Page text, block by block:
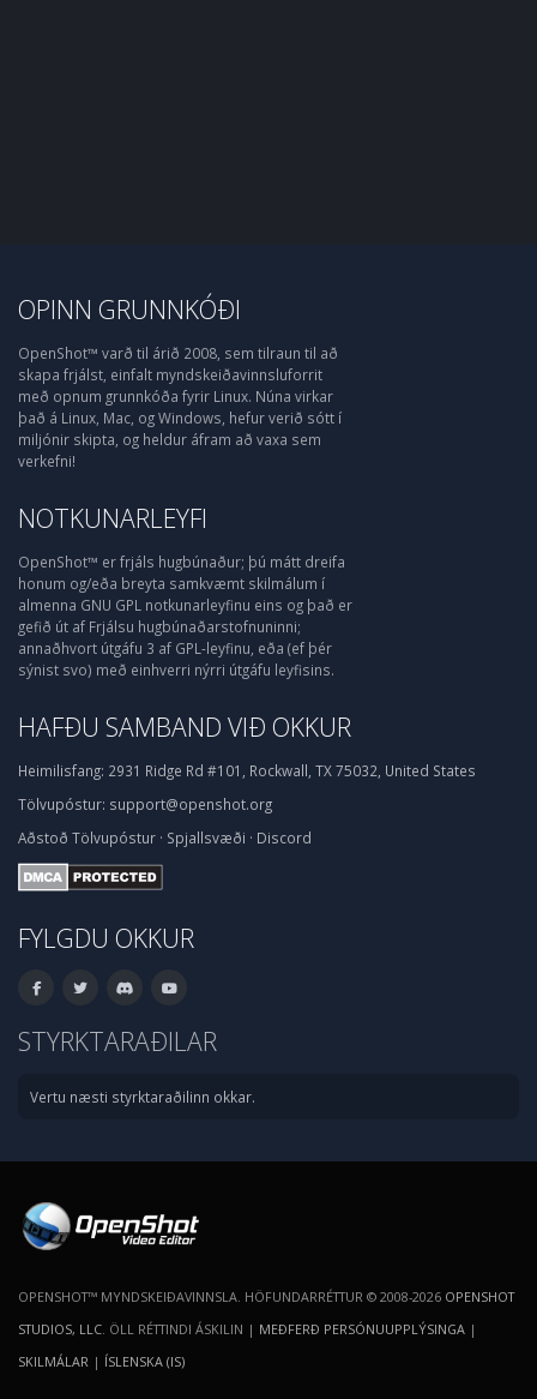
OPINN GRUNNKÓÐI
OpenShot™ varð til árið 2008, sem tilraun til að
skapa frjálst, einfalt myndskeiðavinnsluforrit
með opnum grunnkóða fyrir Linux. Núna virkar
það á Linux, Mac, og Windows, hefur verið sótt í
miljónir skipta, og heldur áfram að vaxa sem
verkefni!
NOTKUNARLEYFI
OpenShot™ er frjáls hugbúnaður; þú mátt dreifa
honum og/eða breyta samkvæmt skilmálum í
almenna GNU GPL notkunarleyfinu eins og það er
gefið út af Frjálsu hugbúnaðarstofnuninni;
annaðhvort útgáfu 3 af GPL-leyfinu, eða (ef þér
sýnist svo) með einhverri nýrri útgáfu leyfisins.
HAFÐU SAMBAND VIÐ OKKUR
Heimilisfang: 2931 Ridge Rd #101, Rockwall, TX 75032, United States
Tölvupóstur: support@openshot.org
Aðstoð Tölvupóstur · Spjallsvæði · Discord
FYLGDU OKKUR
STYRKTARAÐILAR
Vertu næsti styrktaraðilinn okkar.
OPENSHOT™ MYNDSKEIÐAVINNSLA. HÖFUNDARRÉTTUR © 2008-2026 OPENSHOT
STUDIOS, LLC . ÖLL RÉTTINDI ÁSKILIN | MEÐFERÐ PERSÓNUUPPLÝSINGA |
SKILMÁLAR | ÍSLENSKA (IS)